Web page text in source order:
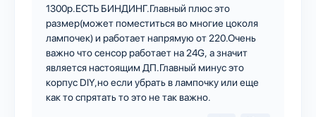
1300р.ЕСТЬ БИНДИНГ.Главный плюс это
размер(может поместиться во многие цоколя
лампочек) и работает напрямую от 220.Очень
важно что сенсор работает на 24G, а значит
является настоящим ДП.Главный минус это
корпус DIY,но если убрать в лампочку или еще
как то спрятать то это не так важно.